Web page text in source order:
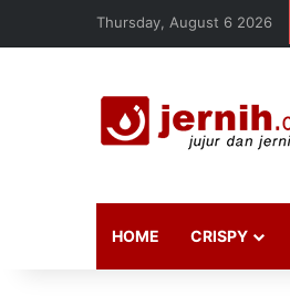
Thursday, August 6 2026
HOME CRISPY